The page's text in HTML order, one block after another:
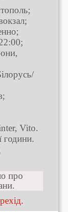
Vito.
години.
про